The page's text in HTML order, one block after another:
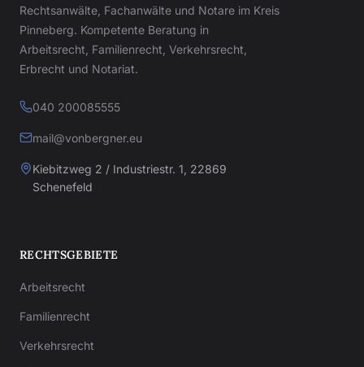
Rechtsanwälte, Fachanwälte und Notare im Kreis
Pinneberg. Kompetente Beratung in
Arbeitsrecht, Familienrecht, Verkehrsrecht,
Erbrecht und Notariat.
040 200085555
mail@vonbergner.eu
Kiebitzweg 2 / Industriestr. 1, 22869
Schenefeld
RECHTSGEBIETE
Arbeitsrecht
Familienrecht
Verkehrsrecht